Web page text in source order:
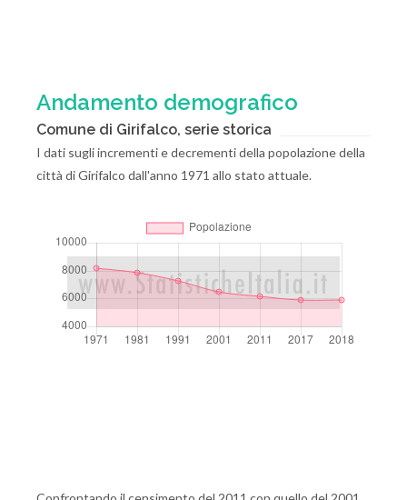
Andamento demografico
Comune di Girifalco, serie storica
I dati sugli incrementi e decrementi della popolazione della
città di Girifalco dall'anno 1971 allo stato attuale.